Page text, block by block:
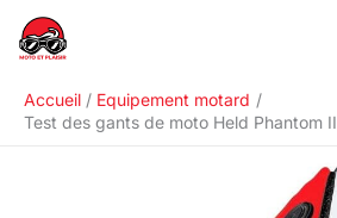
Accueil
Equipement motard
Test des gants de moto Held Phantom II
R
e
h